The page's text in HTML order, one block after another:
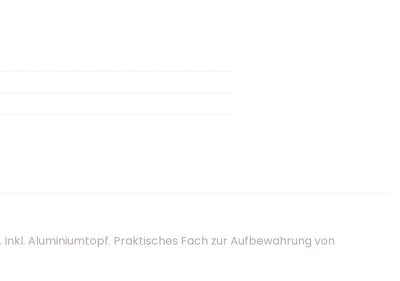
Aluminiumtopf. Praktisches Fach zur Aufbewahrung von